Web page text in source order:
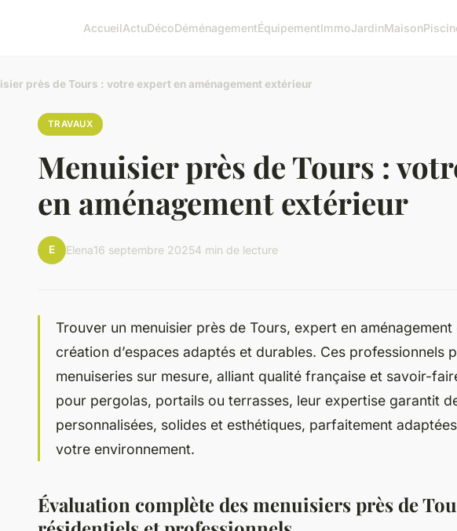
AccueilActuDécoDéménagementÉquipementImmoJardinMaison
près de Tours : votre expert en aménagement extérieur
TRAVAUX
Menuisier près de Tours :
en aménagement extérieur
E Elena16 septembre 20254 min de lecture
Trouver un menuisier près de Tours, expert en
création d’espaces adaptés et durables. Ces professionnels
menuiseries sur mesure, alliant qualité française et savoir-
pour pergolas, portails ou terrasses, leur expertise garantit
personnalisées, solides et esthétiques, parfaitement
votre environnement.
Évaluation complète des menuisiers près de